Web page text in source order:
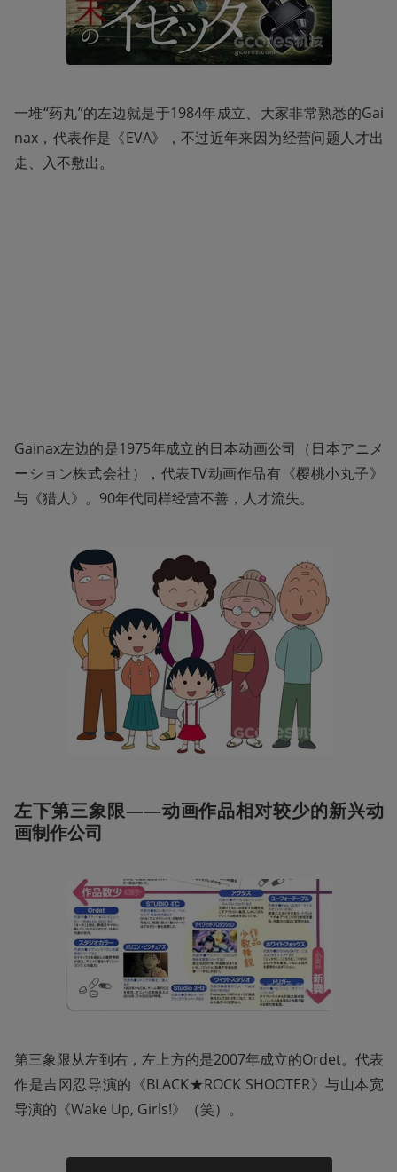
一堆“药丸”的左边就是于1984年成立、大家非常熟悉的Gai
nax，代表作是《EVA》，不过近年来因为经营问题人才出
走、入不敷出。
Gainax左边的是1975年成立的日本动画公司（日本アニメ
ーション株式会社），代表TV动画作品有《樱桃小丸子》
与《猎人》。90年代同样经营不善，人才流失。
左下第三象限——动画作品相对较少的新兴动
画制作公司
第三象限从左到右，左上方的是2007年成立的Ordet。代表
作是吉冈忍导演的《BLACK★ROCK SHOOTER》与山本宽
导演的《Wake Up, Girls!》（笑）。